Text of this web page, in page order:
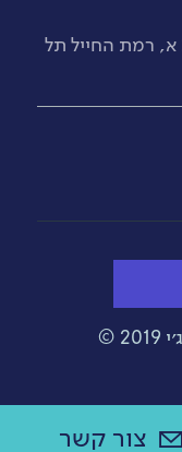
| הברזל 21 א, רמת החייל תל
©
צור קשר